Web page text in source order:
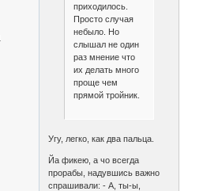
приходилось.
Просто случая
небыло. Но
слышал не один
раз мнение что
их делать много
проще чем
прямой тройник.
Угу, легко, как два пальца.
Йа фикею, а чо всегда
прорабы, надувшись важно
спрашивали: - А, ты-ы,